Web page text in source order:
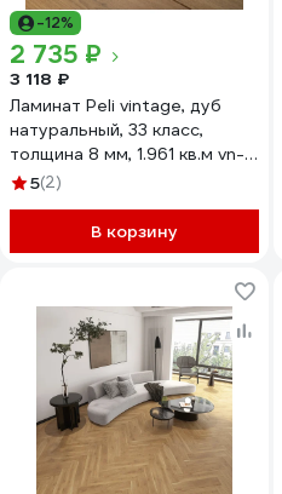
-12%
2 735 ₽
3 118 ₽
Ламинат Peli vintage, дуб
натуральный, 33 класс,
толщина 8 мм, 1.961 кв.м vn-
4201 УТ-00085149
5(2)
В корзину